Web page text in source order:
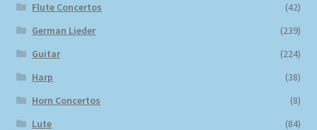
Flute Concertos
(42)
German Lieder
(239)
Guitar
(224)
Harp
(38)
Horn Concertos
(8)
Lute
(84)